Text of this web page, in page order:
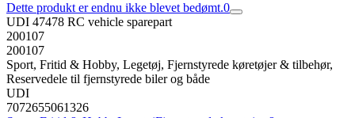
Dette produkt er endnu ikke blevet bedømt.0
UDI 47478 RC vehicle sparepart
200107
200107
Sport, Fritid & Hobby, Legetøj, Fjernstyrede køretøjer & tilbehør,
Reservedele til fjernstyrede biler og både
UDI
7072655061326